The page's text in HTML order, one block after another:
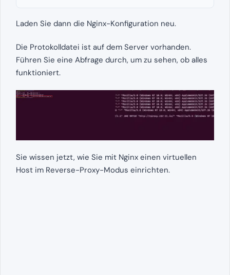
Laden Sie dann die Nginx-Konfiguration neu.
Die Protokolldatei ist auf dem Server vorhanden.
Führen Sie eine Abfrage durch, um zu sehen, ob alles
funktioniert.
Sie wissen jetzt, wie Sie mit Nginx einen virtuellen
Host im Reverse-Proxy-Modus einrichten.